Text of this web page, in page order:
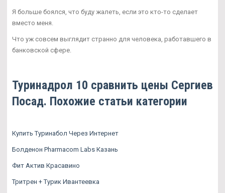
Я больше боялся, что буду жалеть, если это кто-то сделает
вместо меня.
Что уж совсем выглядит странно для человека, работавшего в
банковской сфере.
Туринадрол 10 сравнить цены Сергиев
Посад. Похожие статьи категории
Купить Туринабол Через Интернет
Болденон Pharmacom Labs Казань
Фит Актив Красавино
Тритрен + Турик Ивантеевка